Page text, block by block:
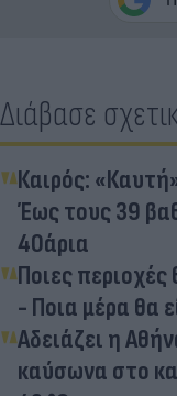
Διάβασε
Καιρός:
Έως τους 39
40άρια
Ποιες
- Ποια μέρα θα
Αδειάζει η
καύσωνα στο